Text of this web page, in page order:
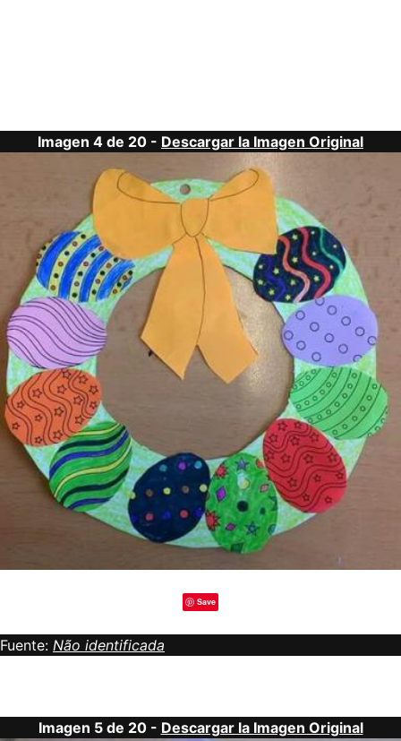
Imagen 4 de 20 - Descargar la Imagen Original
Save
Fuente: Não identificada
Imagen 5 de 20 - Descargar la Imagen Original